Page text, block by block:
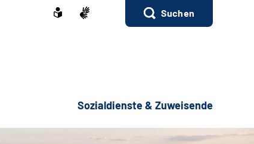
Suchen
Sozialdienste & Zuweisende